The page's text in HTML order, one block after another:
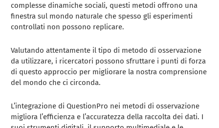
complesse dinamiche sociali, questi metodi offrono una
finestra sul mondo naturale che spesso gli esperimenti
controllati non possono replicare.
Valutando attentamente il tipo di metodo di osservazione
da utilizzare, i ricercatori possono sfruttare i punti di forza
di questo approccio per migliorare la nostra comprensione
del mondo che ci circonda.
L’integrazione di QuestionPro nei metodi di osservazione
migliora l’efficienza e l’accuratezza della raccolta dei dati. I